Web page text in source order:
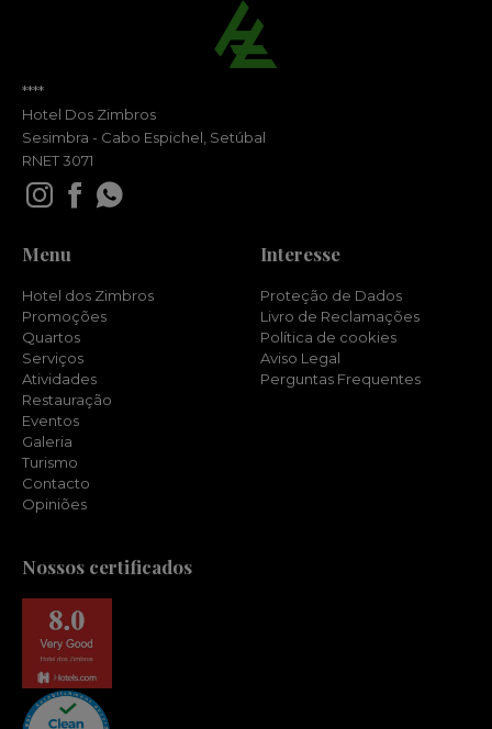
****
Hotel Dos Zimbros
Sesimbra - Cabo Espichel, Setúbal
RNET 3071
Menu
Hotel dos Zimbros
Promoções
Quartos
Serviços
Atividades
Restauração
Eventos
Galeria
Turismo
Contacto
Opiniões
Interesse
Proteção de Dados
Livro de Reclamações
Política de cookies
Aviso Legal
Perguntas Frequentes
Nossos certificados